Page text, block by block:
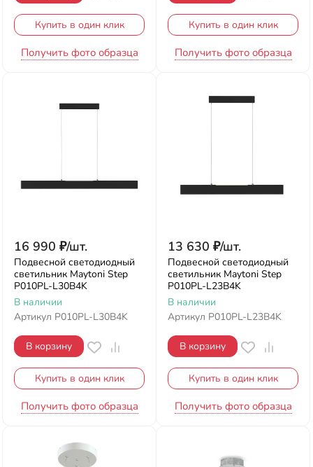
Купить в один клик
Получить фото образца
Купить в один клик
Получить фото образца
16 990 ₽/шт.
Подвесной светодиодный
светильник Maytoni Step
P010PL-L30B4K
В наличии
Артикул P010PL-L30B4K
В корзину
Купить в один клик
Получить фото образца
13 630 ₽/шт.
Подвесной светодиодный
светильник Maytoni Step
P010PL-L23B4K
В наличии
Артикул P010PL-L23B4K
В корзину
Купить в один клик
Получить фото образца